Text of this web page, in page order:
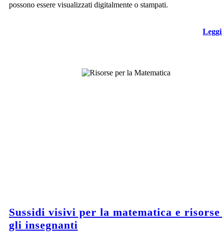
possono essere visualizzati digitalmente o stampati.
Sussidi visivi per la matematica e
gli insegnanti